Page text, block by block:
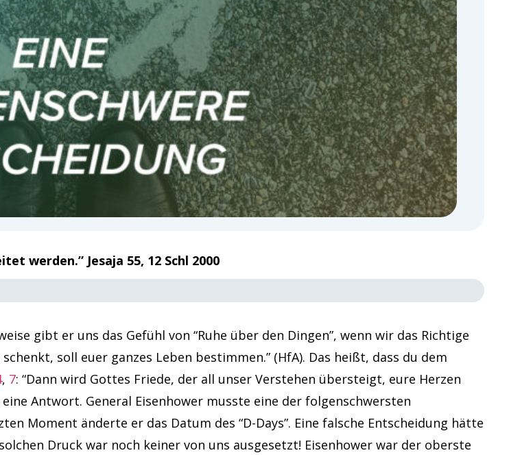
werden.” Jesaja 55, 12 Schl 2000
gibt er uns das Gefühl von “Ruhe über den Dingen”, wenn wir das Richtige
soll euer ganzes Leben bestimmen.” (HfA). Das heißt, dass du dem
, 7: “Dann wird Gottes Friede, der all unser Verstehen übersteigt, eure Herzen
Antwort. General Eisenhower musste eine der folgenschwersten
Moment änderte er das Datum des “D-Days”. Eine falsche Entscheidung hätte
Druck war noch keiner von uns ausgesetzt! Eisenhower war der oberste